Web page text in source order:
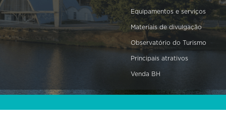
Equipamentos e serviços
Materiais de divulgação
Observatório do Turismo
Principais atrativos
Venda BH